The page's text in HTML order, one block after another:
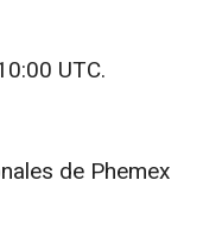
UTC.
de Phemex